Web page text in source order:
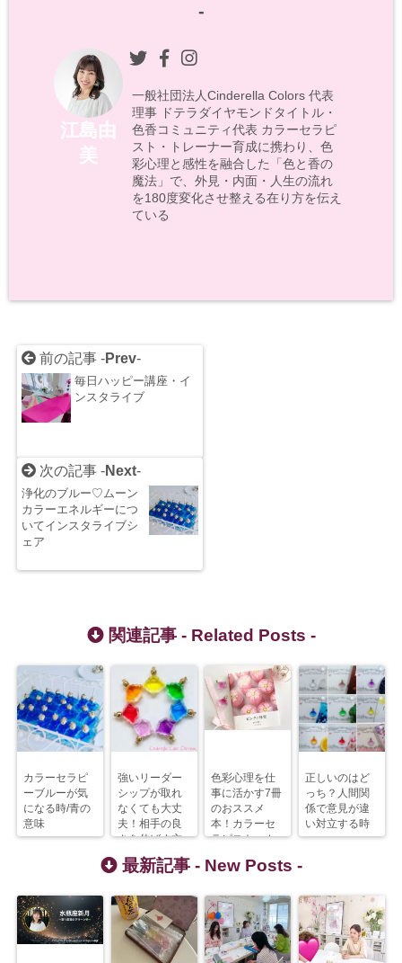
-
江島由
美
一般社団法人Cinderella Colors 代表
理事 ドテラダイヤモンドタイトル・
色香コミュニティ代表 カラーセラピ
スト・トレーナー育成に携わり、色
彩心理と感性を融合した「色と香の
魔法」で、外見・内面・人生の流れ
を180度変化させ整える在り方を伝え
ている
前の記事 -Prev-
毎日ハッピー講座・イ
ンスタライブ
次の記事 -Next-
浄化のブルー♡ムーン
カラーエネルギーにつ
いてインスタライブシ
ェア
関連記事 - Related Posts -
カラーセラピ
ーブルーが気
になる時/青の
意味
強いリーダー
シップが取れ
なくても大丈
夫！相手の良
さを伸ばす方
法
色彩心理を仕
事に活かす7冊
のおススメ
本！カラーセ
ラピスト、カ
コーチ、講師
正しいのはど
っち？人間関
係で意見が違
い対立する時
最新記事 - New Posts -